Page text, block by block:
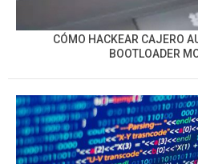
CÓMO HACKEAR CAJERO
BOOTLOADER